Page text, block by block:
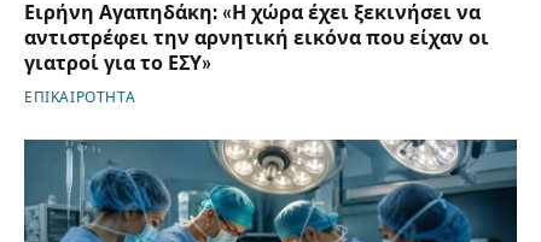
Ειρήνη Αγαπηδάκη: «Η χώρα έχει ξεκινήσει να
αντιστρέφει την αρνητική εικόνα που είχαν οι
γιατροί για το ΕΣΥ»
ΕΠΙΚΑΙΡΟΤΗΤΑ